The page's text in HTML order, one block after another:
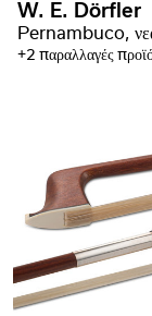
W. E. Dörfler
+2 παραλλαγές